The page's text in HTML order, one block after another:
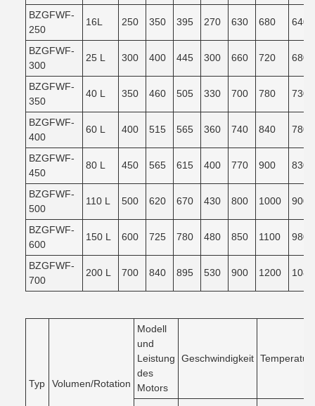
BZGFWF-
250
16L 250 350 395 270 630 680 640
BZGFWF-
300
25 L 300 400 445 300 660 720 680
BZGFWF-
350
40 L 350 460 505 330 700 780 730
BZGFWF-
400
60 L 400 515 565 360 740 840 780
BZGFWF-
450
80 L 450 565 615 400 770 900 830
BZGFWF-
500
110 L 500 620 670 430 800 1000 900
BZGFWF-
600
150 L 600 725 780 480 850 1100 980
BZGFWF-
700
200 L 700 840 895 530 900 1200 1080
Typ Volumen/Rotation
Modell
und
Leistung
des
Motors
Geschwindigkeit Temperatur